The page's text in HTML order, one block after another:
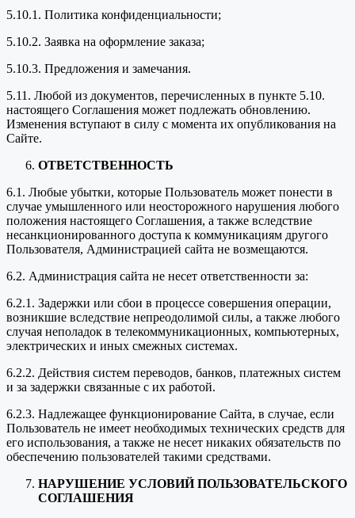
5.10.1. Политика конфиденциальности;
5.10.2. Заявка на оформление заказа;
5.10.3. Предложения и замечания.
5.11. Любой из документов, перечисленных в пункте 5.10.
настоящего Соглашения может подлежать обновлению.
Изменения вступают в силу с момента их опубликования на
Сайте.
ОТВЕТСТВЕННОСТЬ
6.1. Любые убытки, которые Пользователь может понести в
случае умышленного или неосторожного нарушения любого
положения настоящего Соглашения, а также вследствие
несанкционированного доступа к коммуникациям другого
Пользователя, Администрацией сайта не возмещаются.
6.2. Администрация сайта не несет ответственности за:
6.2.1. Задержки или сбои в процессе совершения операции,
возникшие вследствие непреодолимой силы, а также любого
случая неполадок в телекоммуникационных, компьютерных,
электрических и иных смежных системах.
6.2.2. Действия систем переводов, банков, платежных систем
и за задержки связанные с их работой.
6.2.3. Надлежащее функционирование Сайта, в случае, если
Пользователь не имеет необходимых технических средств для
его использования, а также не несет никаких обязательств по
обеспечению пользователей такими средствами.
НАРУШЕНИЕ УСЛОВИЙ ПОЛЬЗОВАТЕЛЬСКОГО
СОГЛАШЕНИЯ